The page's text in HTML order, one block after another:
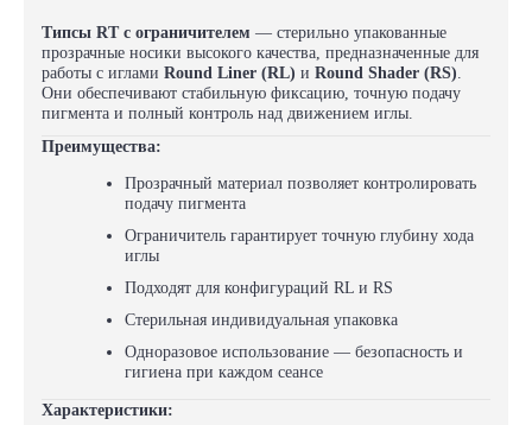
Типсы RT с ограничителем — стерильно упакованные
прозрачные носики высокого качества, предназначенные для
работы с иглами Round Liner (RL) и Round Shader (RS).
Они обеспечивают стабильную фиксацию, точную подачу
пигмента и полный контроль над движением иглы.
Преимущества:
Прозрачный материал позволяет контролировать
подачу пигмента
Ограничитель гарантирует точную глубину хода
иглы
Подходят для конфигураций RL и RS
Стерильная индивидуальная упаковка
Одноразовое использование — безопасность и
гигиена при каждом сеансе
Характеристики: